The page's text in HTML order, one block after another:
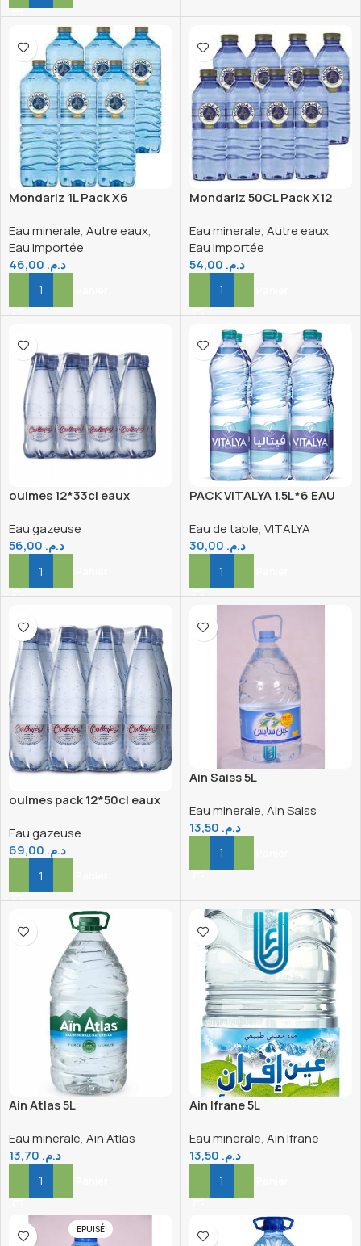
Mondariz 1L Pack X6
Eau minerale, Autre eaux,
Eau importée
د.م.
Ajouter Au Panier
Mondariz 50CL Pack X12
Eau minerale, Autre eaux,
Eau importée
د.م.
Ajouter Au Panier
oulmes 12*33cl eaux
gazeuse
Eau gazeuse
د.م.
Ajouter Au Panier
PACK VITALYA 1.5L*6 EAU
Eau de table, VITALYA
د.م.
Ajouter Au Panier
oulmes pack 12*50cl eaux
gazeuse
Eau gazeuse
د.م.
Ajouter Au Panier
Ain Saiss 5L
Eau minerale, Ain Saiss
د.م.
Ajouter Au Panier
Ain Atlas 5L
Eau minerale, Ain Atlas
د.م.
Ajouter Au Panier
Ain Ifrane 5L
Eau minerale, Ain Ifrane
د.م.
Ajouter Au Panier
EPUISÉ